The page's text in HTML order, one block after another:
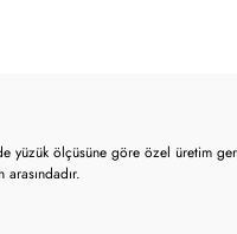
yüzük ölçüsüne göre özel üretim
arasındadır.